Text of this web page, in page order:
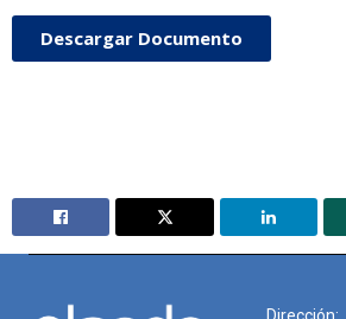
Descargar Documento